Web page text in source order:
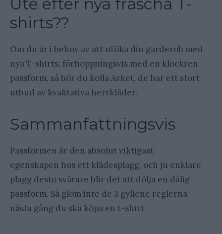
Ute efter nya fräscha T-
shirts??
Om du är i behov av att utöka din garderob med
nya T-shirts, förhoppningsvis med en klockren
passform, så bör du kolla Arket, de har ett stort
utbud av kvalitativa herrkläder.
Sammanfattningsvis
Passformen är den absolut viktigast
egenskapen hos ett klädesplagg, och ju enklare
plagg desto svårare blir det att dölja en dålig
passform. Så glöm inte de 3 gyllene reglerna
nästa gång du ska köpa en t-shirt.